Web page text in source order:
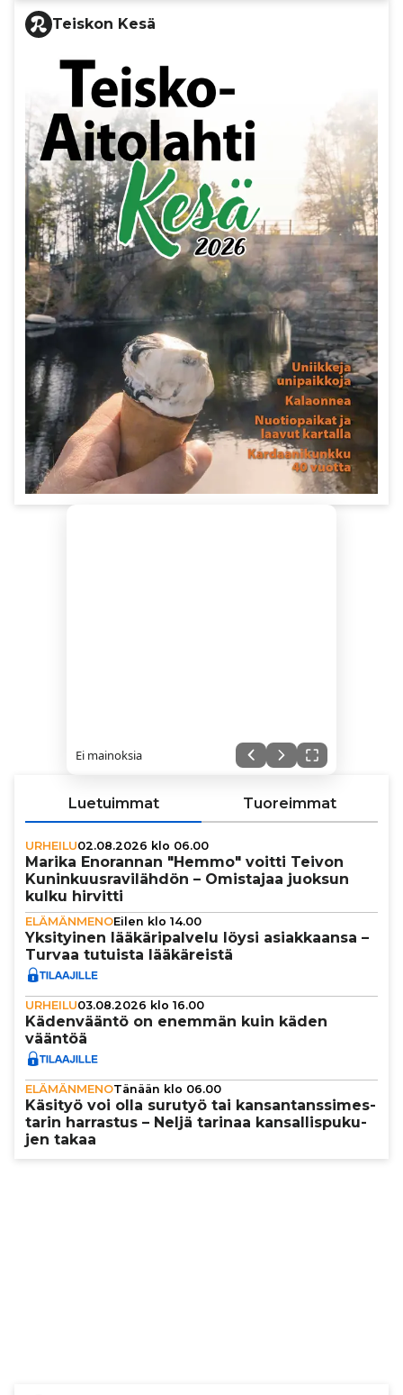
Teiskon Kesä
Ei mainoksia
Luetuimmat Tuoreimmat
URHEILU02.08.2026 klo 06.00
Marika Enorannan "Hemmo" voitti Teivon
Kunin­kuus­ra­vi­läh­dön – Omistajaa juoksun
kulku hirvitti
ELÄMÄNMENOEilen klo 14.00
Yksi­tyi­nen lää­kä­ri­pal­velu löysi asi­ak­kaansa –
Turvaa tutuista lää­kä­reistä
URHEILU03.08.2026 klo 16.00
Käden­vääntö on enemmän kuin käden
vääntöä
ELÄMÄNMENOTänään klo 06.00
Käsityö voi olla surutyö tai kan­san­tans­si­mes­
ta­rin harrastus – Neljä tarinaa kan­sal­lis­pu­ku­
jen takaa